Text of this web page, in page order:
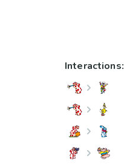
Interactions: